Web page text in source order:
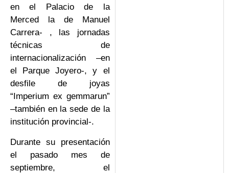
en el Palacio de la
Merced la de Manuel
Carrera- , las jornadas
técnicas de
internacionalización –en
el Parque Joyero-, y el
desfile de joyas
“Imperium ex gemmarun”
–también en la sede de la
institución provincial-.
Durante su presentación
el pasado mes de
septiembre, el